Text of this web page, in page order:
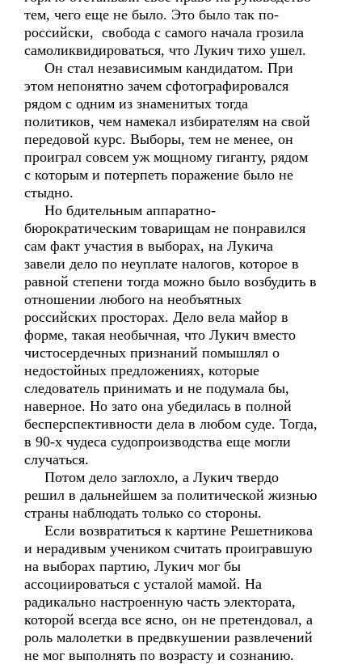
тем, чего еще не было. Это было так по-
российски, свобода с самого начала грозила
самоликвидироваться, что Лукич тихо ушел.
Он стал независимым кандидатом. При
этом непонятно зачем сфотографировался
рядом с одним из знаменитых тогда
политиков, чем намекал избирателям на свой
передовой курс. Выборы, тем не менее, он
проиграл совсем уж мощному гиганту, рядом
с которым и потерпеть поражение было не
стыдно.
Но бдительным аппаратно-
бюрократическим товарищам не понравился
сам факт участия в выборах, на Лукича
завели дело по неуплате налогов, которое в
равной степени тогда можно было возбудить в
отношении любого на необъятных
российских просторах. Дело вела майор в
форме, такая необычная, что Лукич вместо
чистосердечных признаний помышлял о
недостойных предложениях, которые
следователь принимать и не подумала бы,
наверное. Но зато она убедилась в полной
бесперспективности дела в любом суде. Тогда,
в 90-х чудеса судопроизводства еще могли
случаться.
Потом дело заглохло, а Лукич твердо
решил в дальнейшем за политической жизнью
страны наблюдать только со стороны.
Если возвратиться к картине Решетникова
и нерадивым учеником считать проигравшую
на выборах партию, Лукич мог бы
ассоциироваться с усталой мамой. На
радикально настроенную часть электората,
которой всегда все ясно, он не претендовал, а
роль малолетки в предвкушении развлечений
не мог выполнять по возрасту и сознанию.